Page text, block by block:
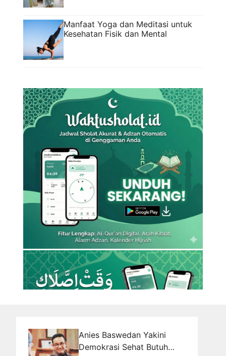
Manfaat Yoga dan Meditasi untuk
Kesehatan Fisik dan Mental
Anies Baswedan Yakini
Demokrasi Sehat Butuh